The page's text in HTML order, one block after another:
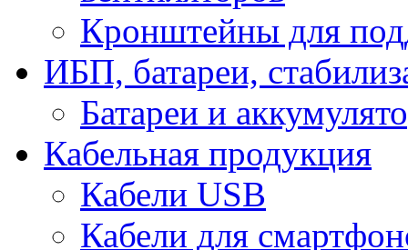
Кронштейны для
ИБП, батареи,
Батареи и
Кабельная продукция
Кабели USB
Кабели для